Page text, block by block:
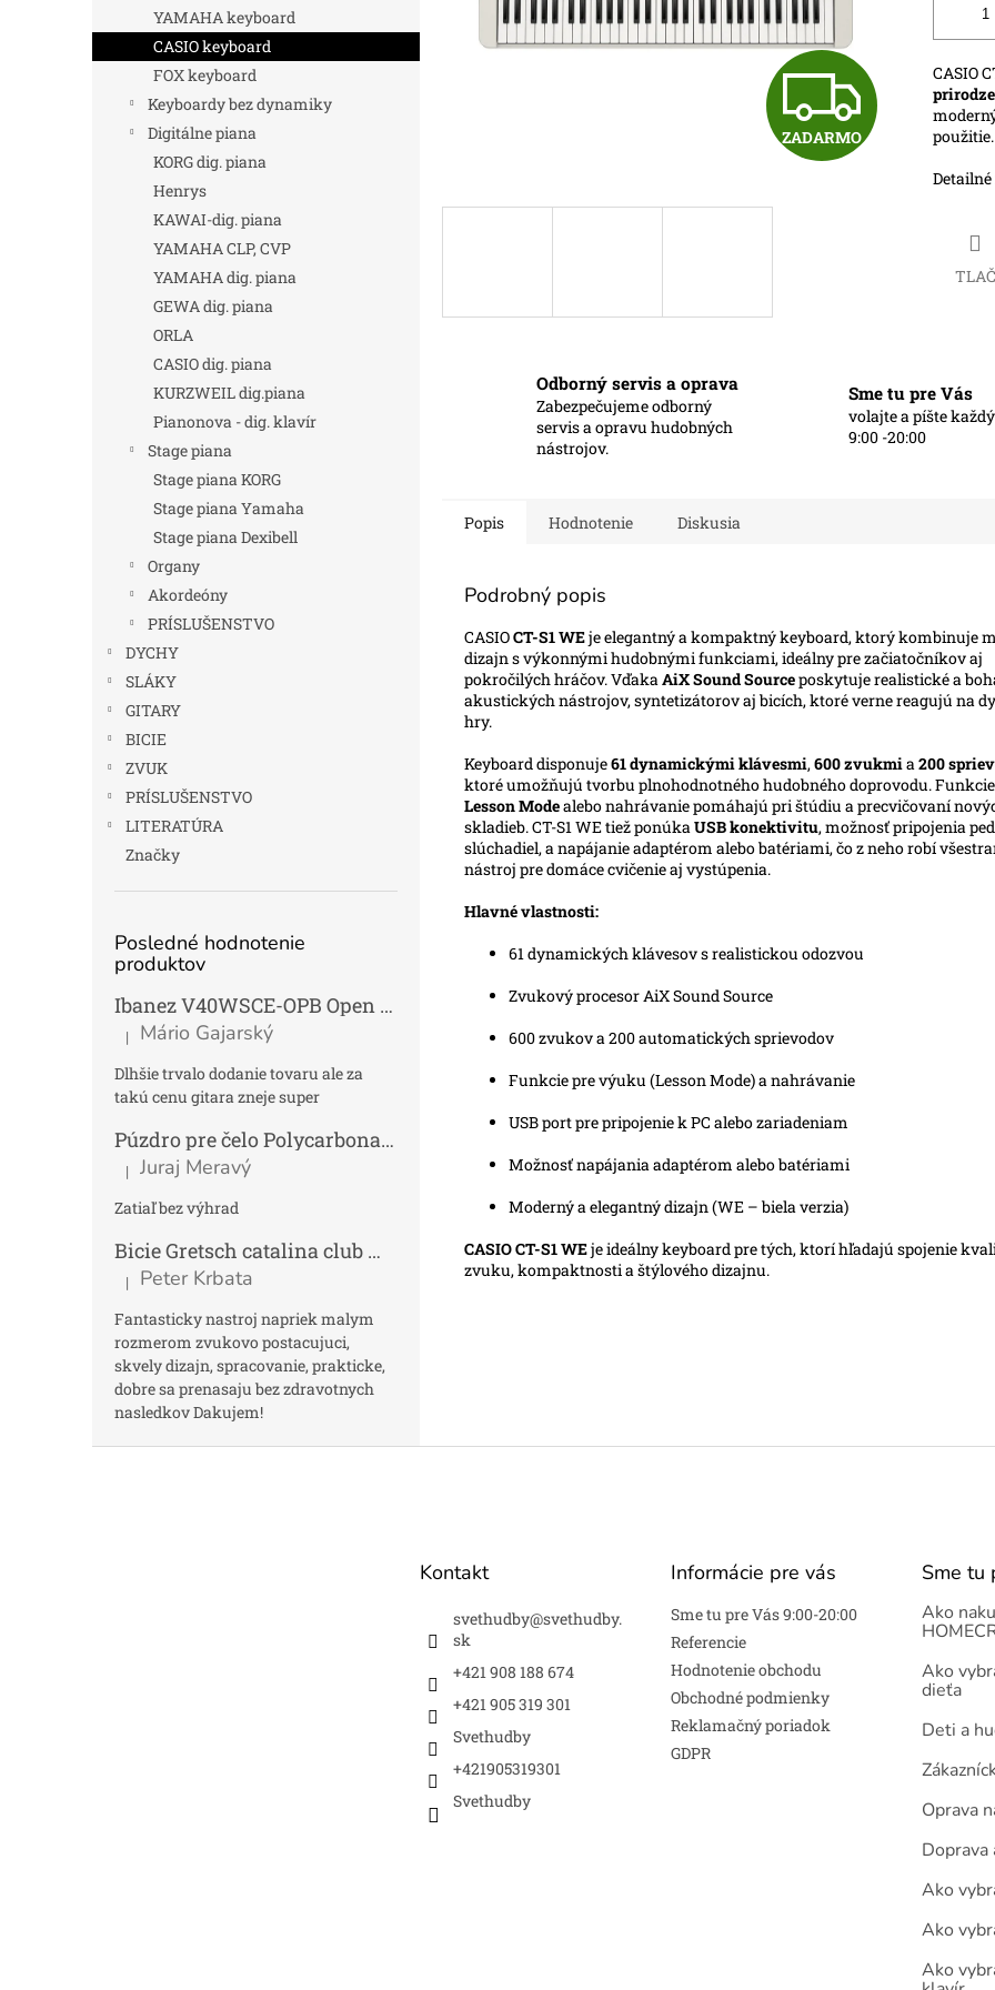
YAMAHA keyboard
CASIO keyboard
FOX keyboard
Keyboardy bez dynamiky
Digitálne piana
KORG dig. piana
Henrys
KAWAI-dig. piana
YAMAHA CLP, CVP
YAMAHA dig. piana
GEWA dig. piana
ORLA
CASIO dig. piana
KURZWEIL dig.piana
Pianonova - dig. klavír
Stage piana
Stage piana KORG
Stage piana Yamaha
Stage piana Dexibell
Organy
Akordeóny
PRÍSLUŠENSTVO
DYCHY
SLÁKY
GITARY
BICIE
ZVUK
PRÍSLUŠENSTVO
LITERATÚRA
Značky
Posledné hodnotenie
produktov
Ibanez V40WSCE-OPB Open Pore Brown Elektroakustická gitara Dreadnought
Hodnotenie produktu je 4 z 5 hviezdičiek.
| Mário Gajarský
Dlhšie trvalo dodanie tovaru ale za
takú cenu gitara zneje super
Púzdro pre čelo Polycarbonat FUN Tmavo modré
Hodnotenie produktu je 5 z 5 hviezdičiek.
| Juraj Meravý
Zatiaľ bez výhrad
Bicie Gretsch catalina club micro kit saf
Hodnotenie produktu je 5 z 5 hviezdičiek.
| Peter Krbata
Fantasticky nastroj napriek malym
rozmerom zvukovo postacujuci,
skvely dizajn, spracovanie, prakticke,
dobre sa prenasaju bez zdravotnych
nasledkov Dakujem!
Z
A
R
ZADARMO
CASIO
použitie.
TLAČ
Odborný servis a oprava
Zabezpečujeme odborný
servis a opravu hudobných
nástrojov.
Sme tu pre Vás
volajte a píšte
9:00 -20:00
Popis Hodnotenie Diskusia
Podrobný popis
CASIOCT-S1 WEje elegantný a kompaktný keyboard, ktorý kombinuje
dizajn s výkonnými hudobnými funkciami, ideálny pre začiatočníkov aj
pokročilých hráčov. Vďaka AiX Sound Sourceposkytuje realistické a
akustických nástrojov, syntetizátorov aj bicích, ktoré verne reagujú na
hry.
Keyboard disponuje61 dynamickými klávesmi, 600 zvukmi a 200
ktoré umožňujú tvorbu plnohodnotného hudobného doprovodu.
Lesson Modealebo nahrávanie pomáhajú pri štúdiu a precvičovaní
skladieb. CT-S1 WE tiež ponúka USB konektivitu, možnosť pripojenia
slúchadiel, a napájanie adaptérom alebo batériami, čo z neho robí
nástroj pre domáce cvičenie aj vystúpenia.
Hlavné vlastnosti:
61 dynamických klávesov s realistickou odozvou
Zvukový procesor AiX Sound Source
600 zvukov a 200 automatických sprievodov
Funkcie pre výuku (Lesson Mode) a nahrávanie
USB port pre pripojenie k PC alebo zariadeniam
Možnosť napájania adaptérom alebo batériami
Moderný a elegantný dizajn (WE – biela verzia)
CASIO CT-S1 WEje ideálny keyboard pre tých, ktorí hľadajú spojenie
zvuku, kompaktnosti a štýlového dizajnu.
Kontakt
svethudby@svethudby.
sk
+421 908 188 674
+421 905 319 301
Svethudby
+421905319301
Svethudby
Informácie pre vás
Sme tu pre Vás 9:00-20:00
Referencie
Hodnotenie obchodu
Obchodné podmienky
Reklamačný poriadok
GDPR
Sme tu
Ako
Ako
dieťa
Deti a
Oprava
Doprava
Ako
Ako
Ako